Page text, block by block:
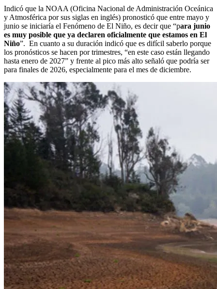
Indicó que la NOAA (Oficina Nacional de Administración Oceánica
y Atmosférica por sus siglas en inglés) pronosticó que entre mayo y
junio se iniciaría el Fenómeno de El Niño, es decir que “para junio
es muy posible que ya declaren oficialmente que estamos en El
Niño”. En cuanto a su duración indicó que es difícil saberlo porque
los pronósticos se hacen por trimestres, “en este caso están llegando
hasta enero de 2027” y frente al pico más alto señaló que podría ser
para finales de 2026, especialmente para el mes de diciembre.